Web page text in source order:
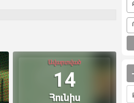
Ավարտված
14
Հունիս